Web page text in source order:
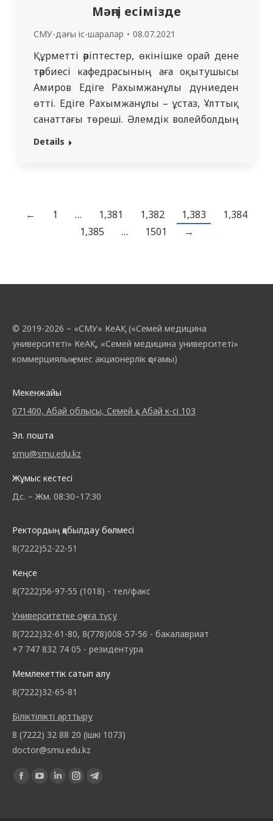
Мәңгі есімізде
СМУ-дағы іс-шаралар 08.07.2021
Құрметті әріптестер, өкінішке орай дене
тәрбиесі кафедрасының аға оқытушысы
Амиров Едіге Рахымжанұлы дүниеден
өтті. Едіге Рахымжанұлы – ұстаз, Ұлттық
санаттағы төреші. Әлемдік волейболдың
100 жылдығына арналған 1995 жылғы ҚР
Рахымжанұлы Семей облысы құрама
командасын волейболдан жаттықтырды.
Details
← 1 … 1,381 1,382 1,383
1,384
1,385
… 1501 →
© 2019-2026 – «СМУ» КеАҚ («Семей медицина
университеті» КеАҚ, «Семей медицина университеті»
коммерциялық емес акционерлік қоғамы)
Мекенжайы
071400, Абай облысы, Семей қ., Абай к-сі 103
Эл. пошта
smu@smu.edu.kz
Жұмыс кестесі
Дс. – Жм. 08:30–17:30
Ректордың қабылдау бөлмесі
8(7222)52-22-51
Кеңсе
8(7222)56-97-55 (1018) - тел/факс
Университетке оқуға түсу
8(7222)32-61-80, 8(778)008-57-56 - бакалавриат
+7 747 832 74 05 - резидентура
Мемлекеттік сатып алу
8(7222)32-65-81
Біліктілікті арттыру
8 (7222) 32 88 20 (ішкі 1073)
doctor@smu.edu.kz
Find us on: